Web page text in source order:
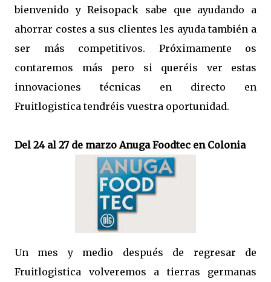
bienvenido y Reisopack sabe que ayudando a
ahorrar costes a sus clientes les ayuda también a
ser más competitivos. Próximamente os
contaremos más pero si queréis ver estas
innovaciones técnicas en directo en
Fruitlogistica tendréis vuestra oportunidad.
Del 24 al 27 de marzo Anuga Foodtec en Colonia
Un mes y medio después de regresar de
Fruitlogistica volveremos a tierras germanas